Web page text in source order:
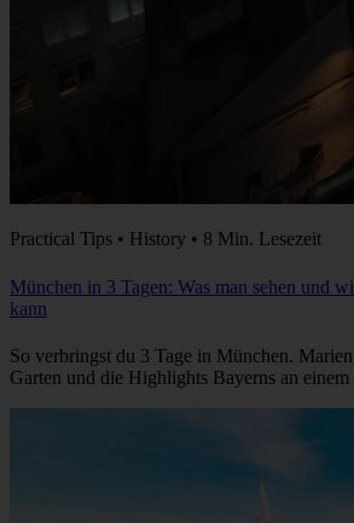
Practical Tips • History • 8 Min. Lesezeit
München in 3 Tagen: Was man sehen und
kann
So verbringst du 3 Tage in München.
Garten und die Highlights Bayerns an einem